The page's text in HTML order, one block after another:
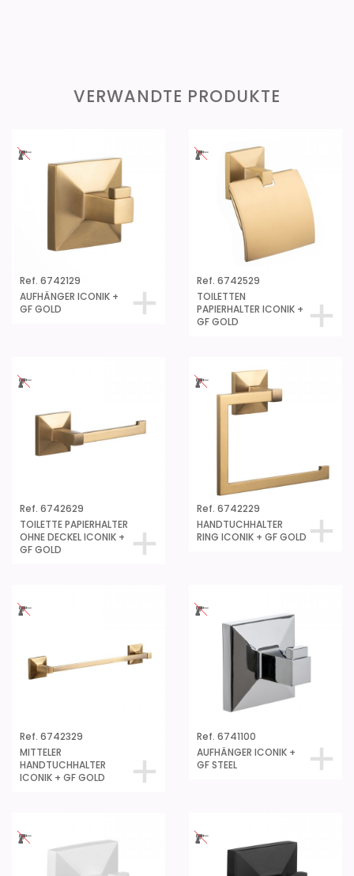
VERWANDTE PRODUKTE
Ref. 6742129
AUFHÄNGER ICONIK +
GF GOLD
Ref. 6742529
TOILETTEN
PAPIERHALTER ICONIK +
GF GOLD
Ref. 6742629
TOILETTE PAPIERHALTER
OHNE DECKEL ICONIK +
GF GOLD
Ref. 6742229
HANDTUCHHALTER
RING ICONIK + GF GOLD
Ref. 6742329
MITTELER
HANDTUCHHALTER
ICONIK + GF GOLD
Ref. 6741100
AUFHÄNGER ICONIK +
GF STEEL